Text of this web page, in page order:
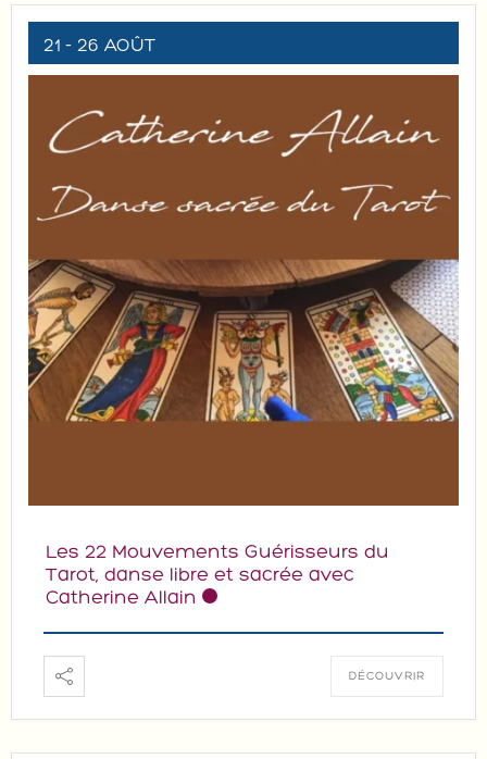
21 - 26 AOÛT
Les 22 Mouvements Guérisseurs du
Tarot, danse libre et sacrée avec
Catherine Allain
DÉCOUVRIR